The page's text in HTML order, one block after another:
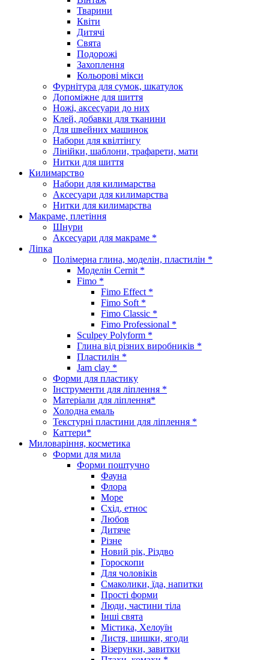
Тварини
Квіти
Дитячі
Свята
Подорожі
Захоплення
Кольорові мікси
Фурнітура для сумок, шкатулок
Допоміжне для шиття
Ножі, аксесуари до них
Клей, добавки для тканини
Для швейних машинок
Набори для квілтінгу
Лінійки, шаблони, трафарети, мати
Нитки для шиття
Килимарство
Набори для килимарства
Аксесуари для килимарства
Нитки для килимарства
Макраме, плетіння
Шнури
Аксесуари для макраме *
Ліпка
Полімерна глина, моделін, пластилін *
Моделін Cernit *
Fimo *
Fimo Effect *
Fimo Soft *
Fimo Classic *
Fimo Professional *
Sculpey Polyform *
Глина від різних виробників *
Пластилін *
Jam clay *
Форми для пластику
Інструменти для ліплення *
Матеріали для ліплення*
Холодна емаль
Текстурні пластини для ліплення *
Каттери*
Миловаріння, косметика
Форми для мила
Форми поштучно
Фауна
Флора
Море
Схід, етнос
Любов
Дитяче
Різне
Новий рік, Різдво
Гороскопи
Для чоловіків
Смаколики, їда, напитки
Прості форми
Люди, частини тіла
Інші свята
Містика, Хелоуїн
Листя, шишки, ягоди
Візерунки, завитки